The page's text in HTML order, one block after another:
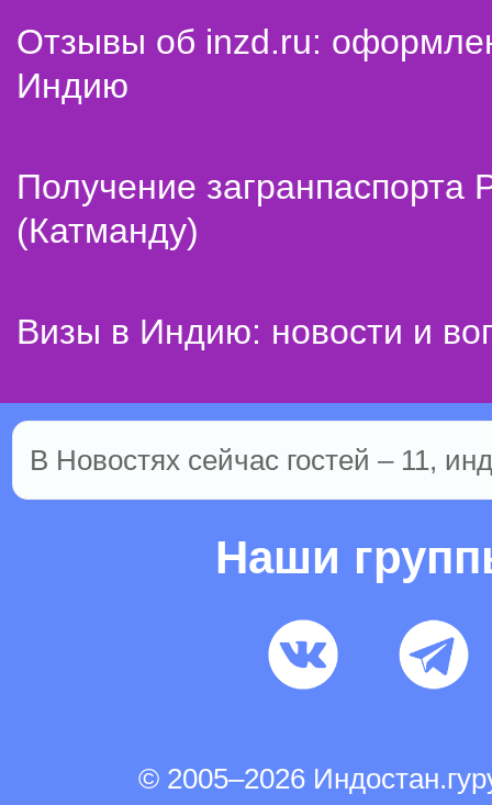
Отзывы об inzd.ru:
Индию
Получение
(Катманду)
Визы в Индию: новости и
В Новостях сейчас гостей – 11,
Наши
© 2005–2026